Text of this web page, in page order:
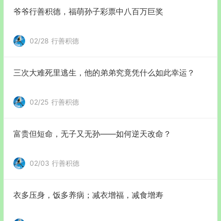
爷爷行善积德，福萌孙子彩票中八百万巨奖
02/28 行善积德
三次大难死里逃生，他的弟弟究竟凭什么如此幸运？
02/25 行善积德
富贵但短命，无子又无孙——如何逆天改命？
02/03 行善积德
衣多压身，饭多养病；减衣增福，减食增寿